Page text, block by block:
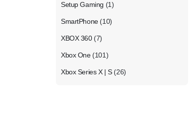
Setup Gaming (1)
SmartPhone (10)
XBOX 360 (7)
Xbox One (101)
Xbox Series X | S (26)